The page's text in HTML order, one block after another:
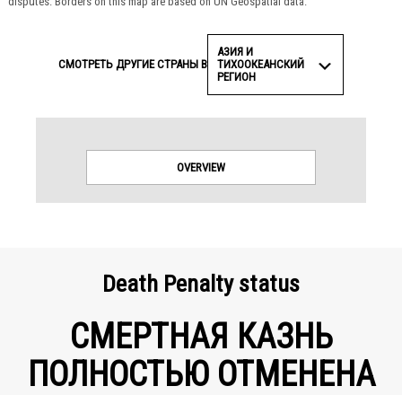
СМОТРЕТЬ ДРУГИЕ СТРАНЫ В
АЗИЯ И
ТИХООКЕАНСКИЙ
РЕГИОН
OVERVIEW
Death Penalty status
СМЕРТНАЯ КАЗНЬ
ПОЛНОСТЬЮ ОТМЕНЕНА